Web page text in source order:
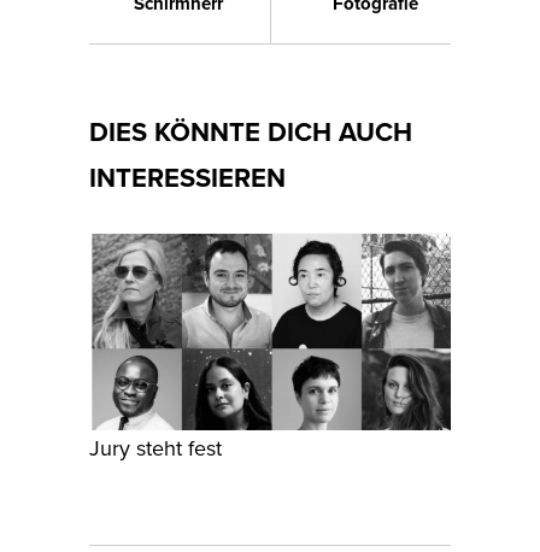
DIES KÖNNTE DICH AUCH
INTERESSIEREN
Jury steht fest